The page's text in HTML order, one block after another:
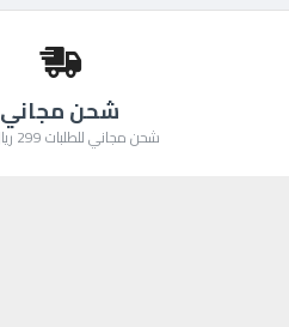
شحن مجاني
شحن مجاني للطلبات 299 ريال فأكثر